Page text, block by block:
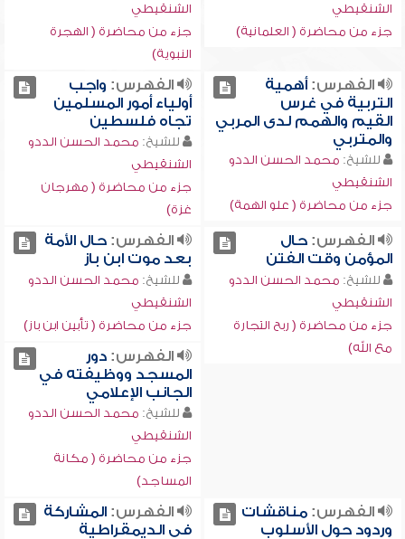
الشنقيطي
جزء من محاضرة ( العلمانية)
الشنقيطي
جزء من محاضرة ( الهجرة
النبوية)
الفهرس:أهمية
التربية في غرس
القيم والهمم لدى المربي
والمتربي
للشيخ: محمد الحسن الددو
الشنقيطي
جزء من محاضرة ( علو الهمة)
الفهرس: واجب
أولياء أمور المسلمين
تجاه فلسطين
للشيخ: محمد الحسن الددو
الشنقيطي
جزء من محاضرة ( مهرجان
غزة)
الفهرس:حال
المؤمن وقت الفتن
للشيخ: محمد الحسن الددو
الشنقيطي
جزء من محاضرة ( ربح التجارة
مع الله)
الفهرس:حال الأمة
بعد موت ابن باز
للشيخ: محمد الحسن الددو
الشنقيطي
جزء من محاضرة ( تأبين ابن باز)
الفهرس:دور
المسجد ووظيفته في
الجانب الإعلامي
للشيخ: محمد الحسن الددو
الشنقيطي
جزء من محاضرة ( مكانة
المساجد)
الفهرس:مناقشات
وردود حول الأسلوب
الفهرس:المشاركة
في الديمقراطية